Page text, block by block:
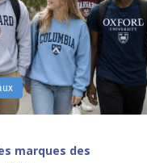
marques des